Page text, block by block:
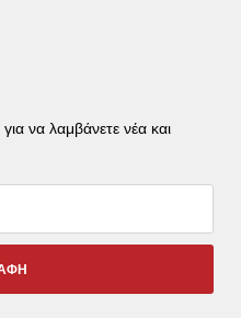
να λαμβάνετε νέα και